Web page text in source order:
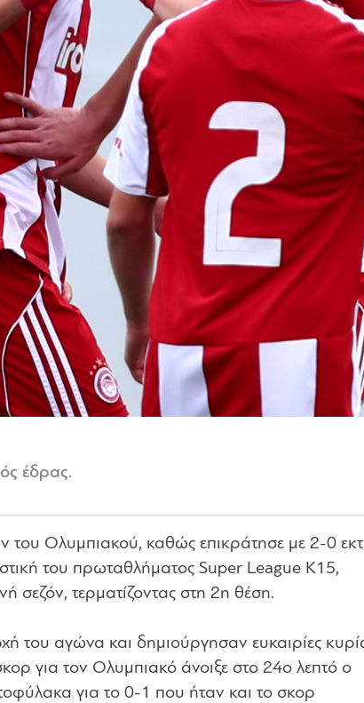
έδρας.
Ολυμπιακού, καθώς επικράτησε με 2-0
του πρωταθλήματος Super League K15,
σεζόν, τερματίζοντας στη 2η θέση.
του αγώνα και δημιούργησαν ευκαιρίες
για τον Ολυμπιακό άνοιξε στο 24ο λεπτό ο
για το 0-1 που ήταν και το σκορ